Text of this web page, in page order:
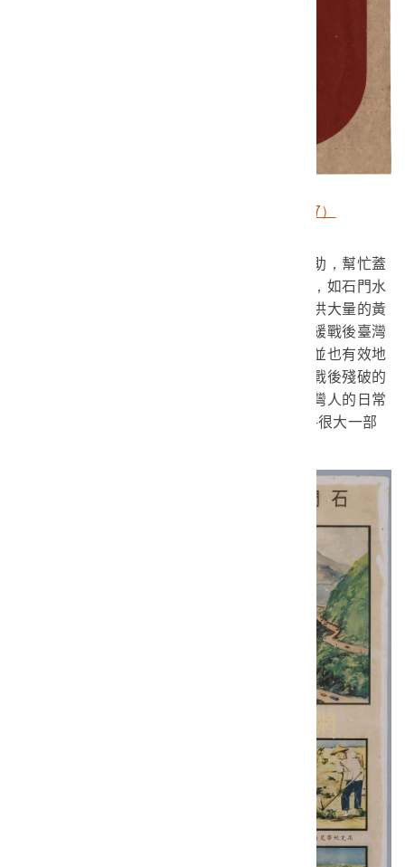
美援在臺標誌（館藏號2019.011.0207）
美援按照用途可以分為三大類：計畫型援助，幫忙蓋
公路、水利、鐵道、工廠設備等基礎工程建設，如石門水
庫；對於臺灣人才的培育；以及物資援助，提供大量的黃
豆、小麥、原棉、菸草、奶粉等原物料，以舒緩戰後臺灣
因為突然暴增的外來人口而造成的糧食壓力，並也有效地
抑制了通貨膨脹。透過這些援助，有效地改善戰後殘破的
經濟與社會，重建起新的秩序與生活樣貌。臺灣人的日常
生活就在這個過程中，有了天翻地覆的轉變──很大一部